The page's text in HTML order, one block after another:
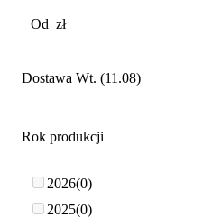
Dostawa Wt. (11.08)
Rok produkcji
2026 0
2025 0